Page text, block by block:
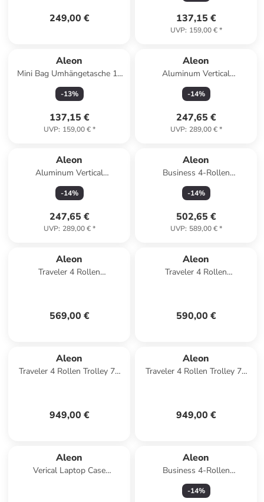
249,00 € 137,15 €
UVP: 159,00 €*
Aleon
Mini Bag Umhängetasche 19
cm in sapphire
-13%
137,15 €
UVP: 159,00 €*
Aleon
Aluminum Vertical
Aktenkoffer 25 cm Laptopfach
in onyx
-14%
247,65 €
UVP: 289,00 €*
Aleon
Aluminum Vertical
Aktenkoffer 25 cm Laptopfach
in platinum
-14%
247,65 €
UVP: 289,00 €*
Aleon
Business 4-Rollen
Businesstrolley 55 cm in ruby
-14%
502,65 €
UVP: 589,00 €*
Aleon
Traveler 4 Rollen
569,00 €
Aleon
Traveler 4 Rollen
590,00 €
Aleon
Traveler 4 Rollen Trolley 77
949,00 €
Aleon
Traveler 4 Rollen Trolley 77
949,00 €
Aleon
Verical Laptop Case
Aleon
Business 4-Rollen
Businesstrolley 50 cm
Laptopfach in ruby
-14%